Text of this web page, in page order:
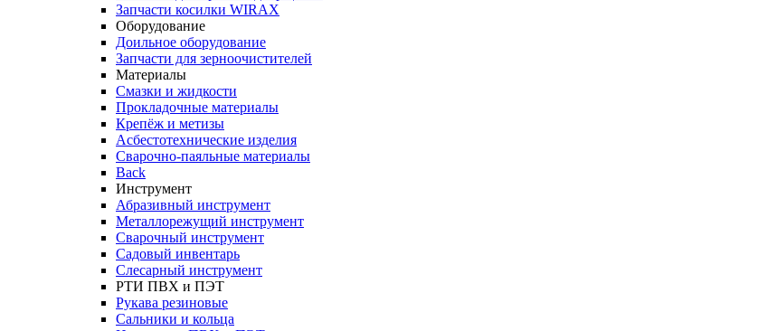
Запчасти косилки WIRAX
Оборудование
Доильное оборудование
Запчасти для зерноочистителей
Материалы
Смазки и жидкости
Прокладочные материалы
Крепёж и метизы
Асбестотехнические изделия
Сварочно-паяльные материалы
Back
Инструмент
Абразивный инструмент
Металлорежущий инструмент
Сварочный инструмент
Садовый инвентарь
Слесарный инструмент
РТИ ПВХ и ПЭТ
Рукава резиновые
Сальники и кольца